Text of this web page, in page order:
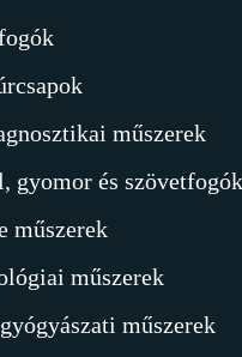
műszerek
gyomor és szövetfogók
műszerek
műszerek
műszerek